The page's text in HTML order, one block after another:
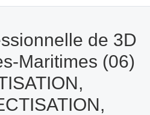
de 3D
Maritimes (06)